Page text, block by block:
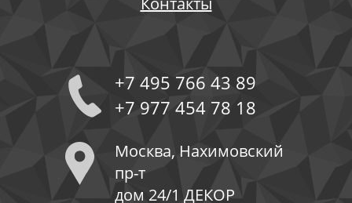
+7 495 766 43 89
+7 977 454 78 18
Москва, Нахимовский
пр-т
дом 24/1 ДЕКОР